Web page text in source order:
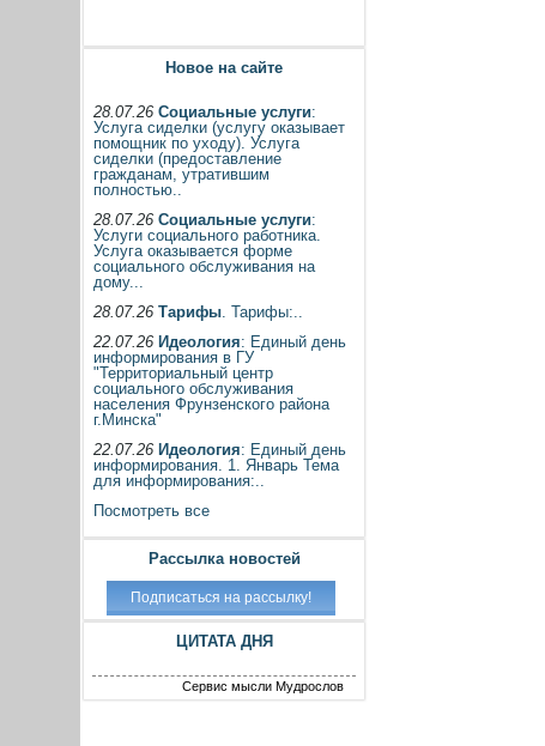
Новое на сайте
28.07.26 Социальные услуги:
Услуга сиделки (услугу оказывает
помощник по уходу). Услуга
сиделки (предоставление
гражданам, утратившим
полностью..
28.07.26 Социальные услуги:
Услуги социального работника.
Услуга оказывается форме
социального обслуживания на
дому...
28.07.26 Тарифы. Тарифы:..
22.07.26 Идеология: Единый день
информирования в ГУ
"Территориальный центр
социального обслуживания
населения Фрунзенского района
г.Минска"
22.07.26 Идеология: Единый день
информирования. 1. Январь Тема
для информирования:..
Посмотреть все
Рассылка новостей
ЦИТАТА ДНЯ
Сервис мысли Мудрослов